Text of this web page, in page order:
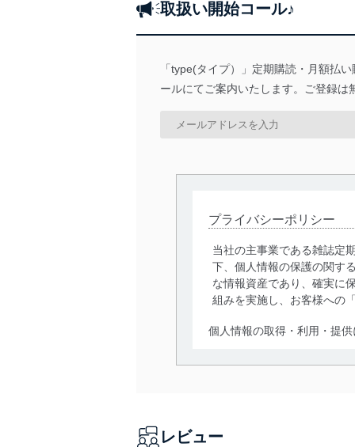
取扱い開始コール♪
「type(タイプ）」定期購読・月額払
ールにてご案内いたします。ご登録は
プライバシーポリシー
当社の主事業である雑誌定
下、個人情報の保護の関す
な情報資産であり、確実に
組みを実施し、お客様への
個人情報の取得・利用・提
当社は、個人情報の取得・
レビュー